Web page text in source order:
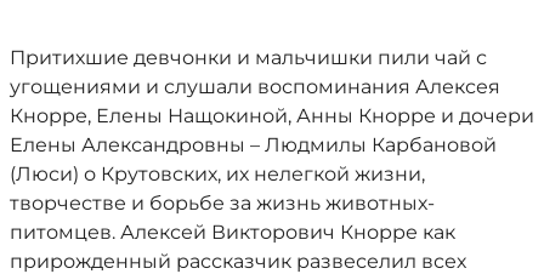
Притихшие девчонки и мальчишки пили чай с
угощениями и слушали воспоминания Алексея
Кнорре, Елены Нащокиной, Анны Кнорре и дочери
Елены Александровны – Людмилы Карбановой
(Люси) о Крутовских, их нелегкой жизни,
творчестве и борьбе за жизнь животных-
питомцев. Алексей Викторович Кнорре как
прирожденный рассказчик развеселил всех